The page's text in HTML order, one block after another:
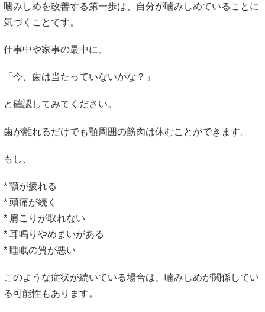
噛みしめを改善する第一歩は、自分が噛みしめていることに
気づくことです。
仕事中や家事の最中に、
「今、歯は当たっていないかな？」
と確認してみてください。
歯が離れるだけでも顎周囲の筋肉は休むことができます。
もし、
* 顎が疲れる
* 頭痛が続く
* 肩こりが取れない
* 耳鳴りやめまいがある
* 睡眠の質が悪い
このような症状が続いている場合は、噛みしめが関係してい
る可能性もあります。